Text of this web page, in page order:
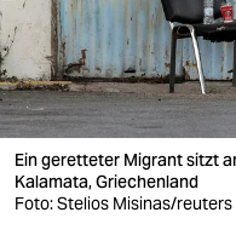
wahrheit
verlag
verlag
veranstaltungen
Ein geretteter Migrant sitzt
Kalamata, Griechenland
Foto: Stelios Misinas/reuters